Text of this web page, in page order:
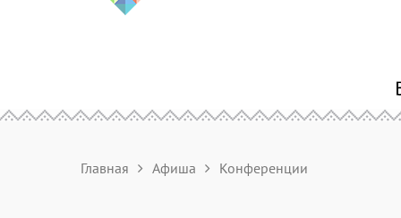
Главная Афиша Конференции